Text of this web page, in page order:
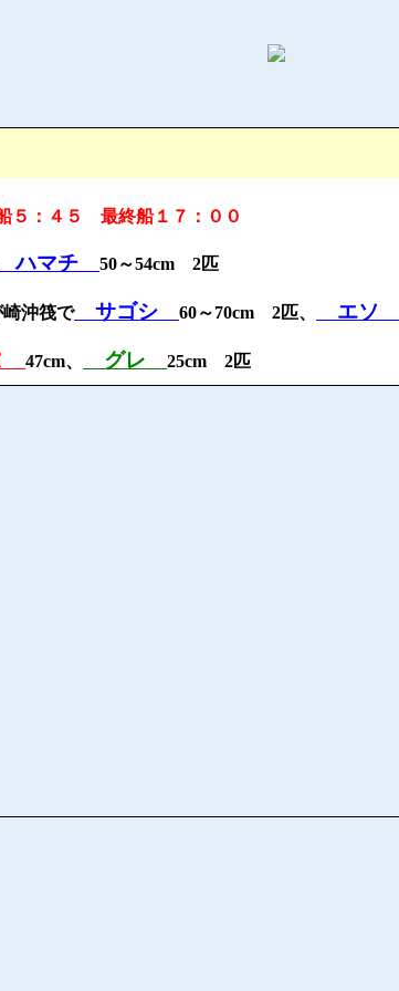
５：４５ 最終船１７：００
マチ 50～54cm 2匹
崎沖筏でサゴシ 60～70cm 2匹、 エソ
47cm、 グレ 25cm 2匹